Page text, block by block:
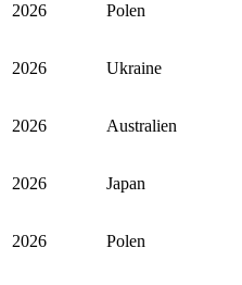
2026 Polen
2026 Ukraine
2026 Australien
2026 Japan
2026 Polen